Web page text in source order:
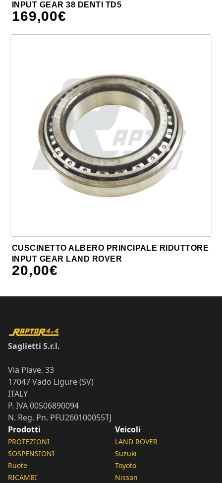
INPUT GEAR 38 DENTI TD5
169,00€
CUSCINETTO ALBERO PRINCIPALE RIDUTTORE
INPUT GEAR LAND ROVER
20,00€
Saglietti S.r.l.
Via Piave, 33
17047 Vado Ligure (SV)
ITALY
P. IVA 00506890094
N. Reg. Pn. PFU260100055TJ
Prodotti
PROTEZIONI
SOSPENSIONI
Ruote
RICAMBI
Veicoli
LAND ROVER
Suzuki
Toyota
Nissan